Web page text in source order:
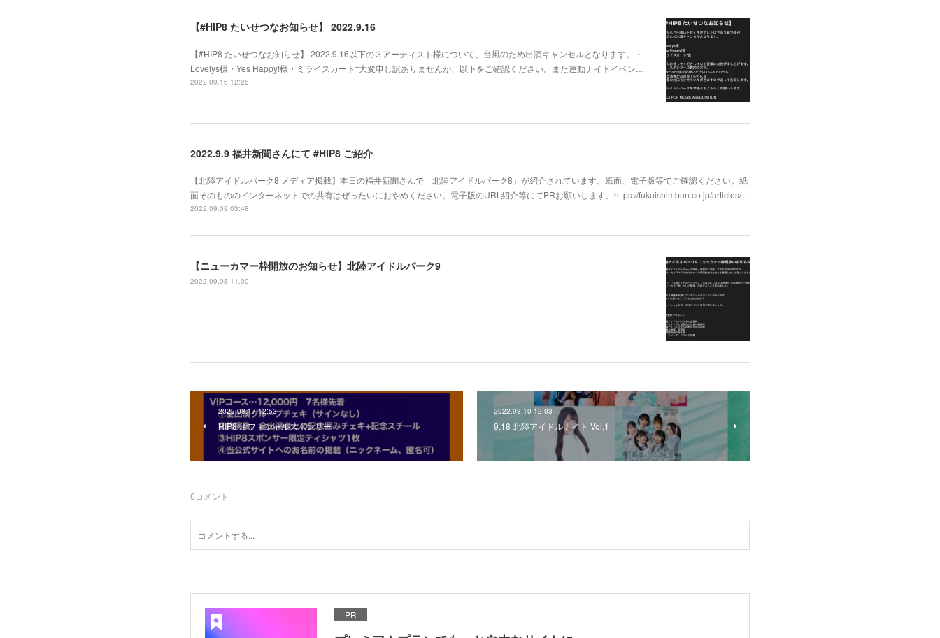
【#HIP8 たいせつなお知らせ】 2022.9.16
【#HIP8 たいせつなお知らせ】 2022.9.16以下の３アーティスト様について、台風のため出演キャンセルとなります。・
Lovelys様・Yes Happy!様・ミライスカート⁺大変申し訳ありませんが、以下をご確認ください。また連動ナイトイベン…
2022.09.16 12:26
2022.9.9 福井新聞さんにて #HIP8 ご紹介
【北陸アイドルパーク8 メディア掲載】本日の福井新聞さんで「北陸アイドルパーク8」が紹介されています。紙面、電子版等でご確認ください。紙
面そのもののインターネットでの共有はぜったいにおやめください。電子版のURL紹介等にてPRお願いします。https://fukuishimbun.co.jp/articles/…
2022.09.09 03:48
【ニューカマー枠開放のお知らせ】北陸アイドルパーク9
2022.09.08 11:00
2022.08.17 12:53
HIP8 オフィシャルスポンサー
2022.08.10 12:03
9.18 北陸アイドルナイト Vol.1
0コメント
PR